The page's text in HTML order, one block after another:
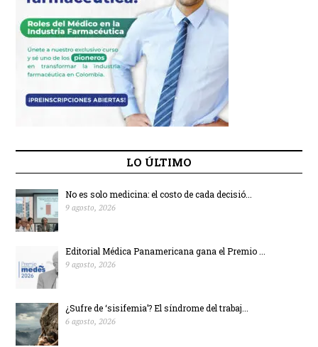
LO ÚLTIMO
No es solo medicina: el costo de cada decisió...
9 agosto, 2026
Editorial Médica Panamericana gana el Premio ...
9 agosto, 2026
¿Sufre de ‘sisifemia’? El síndrome del trabaj...
6 agosto, 2026